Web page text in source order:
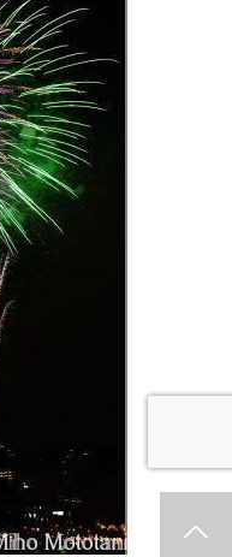
シェア お問合せ